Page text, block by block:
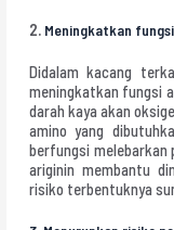
2. Meningkatkan
Didalam kacang
meningkatkan fungsi
darah kaya akan
amino yang
berfungsi melebarkan
ariginin membantu
risiko terbentuknya